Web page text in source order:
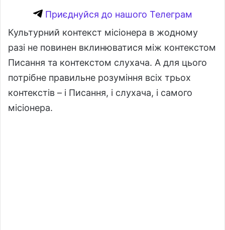
Приєднуйся до нашого Телеграм
Культурний контекст місіонера в жодному
разі не повинен вклинюватися між контекстом
Писання та контекстом слухача. А для цього
потрібне правильне розуміння всіх трьох
контекстів – і Писання, і слухача, і самого
місіонера.